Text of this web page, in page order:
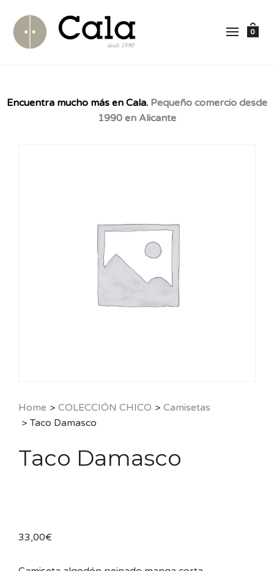
0
Encuentra mucho más en Cala. Pequeño comercio desde
1990 en Alicante
Home > COLECCIÓN CHICO > Camisetas
> Taco Damasco
Taco Damasco
33,00€